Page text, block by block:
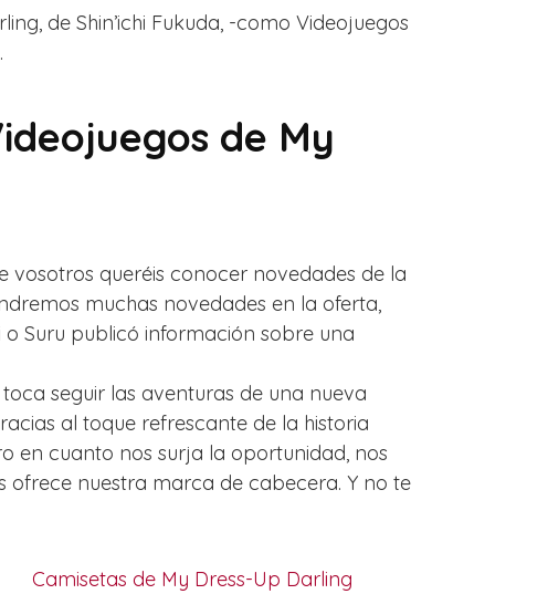
de Shin’ichi Fukuda, -como Videojuegos
de My
vosotros queréis conocer novedades de la
muchas novedades en la oferta,
o Suru publicó información sobre una
seguir las aventuras de una nueva
al toque refrescante de la historia
en cuanto nos surja la oportunidad, nos
ofrece nuestra marca de cabecera. Y no te
Camisetas de My Dress-Up Darling